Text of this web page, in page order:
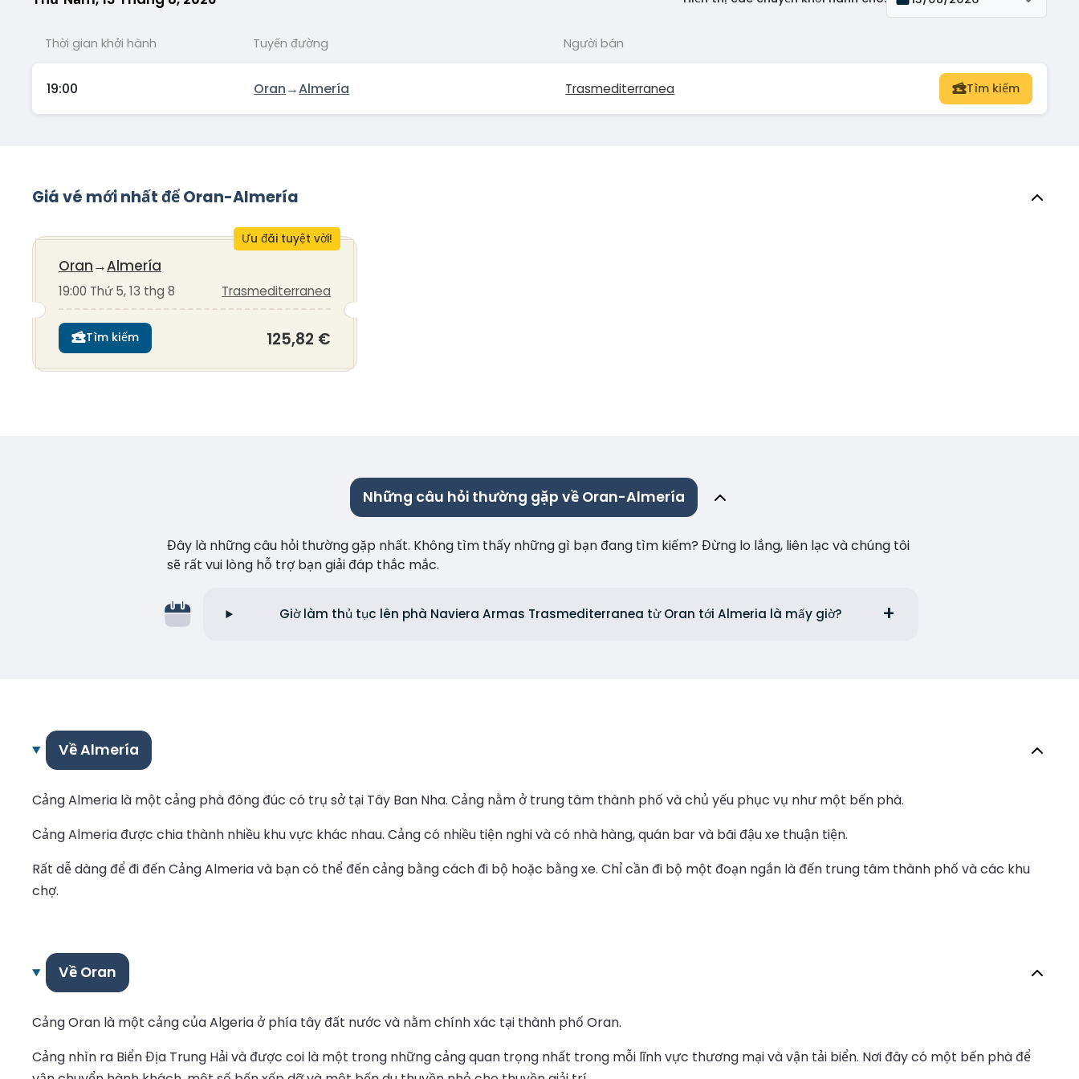
Thời gian khởi hành Tuyến đường Người bán
19:00 Oran→Almería Trasmediterranea Tìm kiếm
Giá vé mới nhất để Oran-Almería
Ưu đãi tuyệt vời!
Oran→Almería
19:00 Thứ 5, 13 thg 8 Trasmediterranea
Tìm kiếm 125,82 €
Những câu hỏi thường gặp về Oran-Almería
Đây là những câu hỏi thường gặp nhất. Không tìm thấy những gì bạn đang tìm kiếm? Đừng lo lắng, liên lạc và chúng tôi
sẽ rất vui lòng hỗ trợ bạn giải đáp thắc mắc.
Giờ làm thủ tục lên phà Naviera Armas Trasmediterranea từ Oran tới Almeria là mấy giờ?
Về Almería
Cảng Almeria là một cảng phà đông đúc có trụ sở tại Tây Ban Nha. Cảng nằm ở trung tâm thành phố và chủ yếu phục vụ như một bến phà.
Cảng Almeria được chia thành nhiều khu vực khác nhau. Cảng có nhiều tiện nghi và có nhà hàng, quán bar và bãi đậu xe thuận tiện.
Rất dễ dàng để đi đến Cảng Almeria và bạn có thể đến cảng bằng cách đi bộ hoặc bằng xe. Chỉ cần đi bộ một đoạn ngắn là đến trung tâm thành phố và các khu
chợ.
Về Oran
Cảng Oran là một cảng của Algeria ở phía tây đất nước và nằm chính xác tại thành phố Oran.
Cảng nhìn ra Biển Địa Trung Hải và được coi là một trong những cảng quan trọng nhất trong mỗi lĩnh vực thương mại và vận tải biển. Nơi đây có một bến phà để